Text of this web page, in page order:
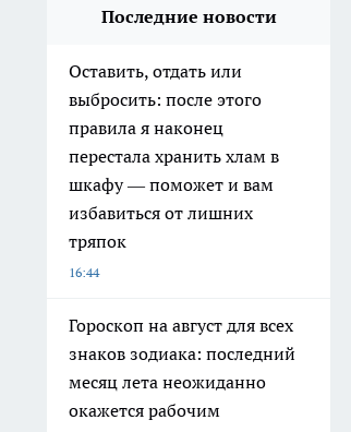
Последние новости
Оставить, отдать или
выбросить: после этого
правила я наконец
перестала хранить хлам в
шкафу — поможет и вам
избавиться от лишних
тряпок
16:44
Гороскоп на август для всех
знаков зодиака: последний
месяц лета неожиданно
окажется рабочим